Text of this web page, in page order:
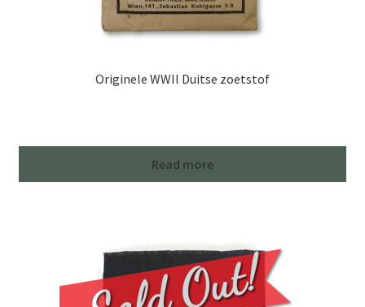
Originele WWII Duitse zoetstof
Read more